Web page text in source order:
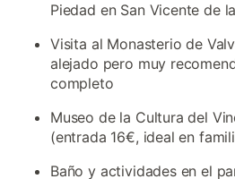
Piedad en San Vicente de
Visita al Monasterio de
alejado pero muy
completo
Museo de la Cultura del
(entrada 16€, ideal en
Baño y actividades en el